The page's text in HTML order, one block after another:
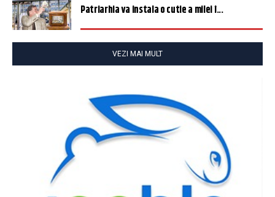
Patriarhia va instala o cutie a milei î...
VEZI MAI MULT